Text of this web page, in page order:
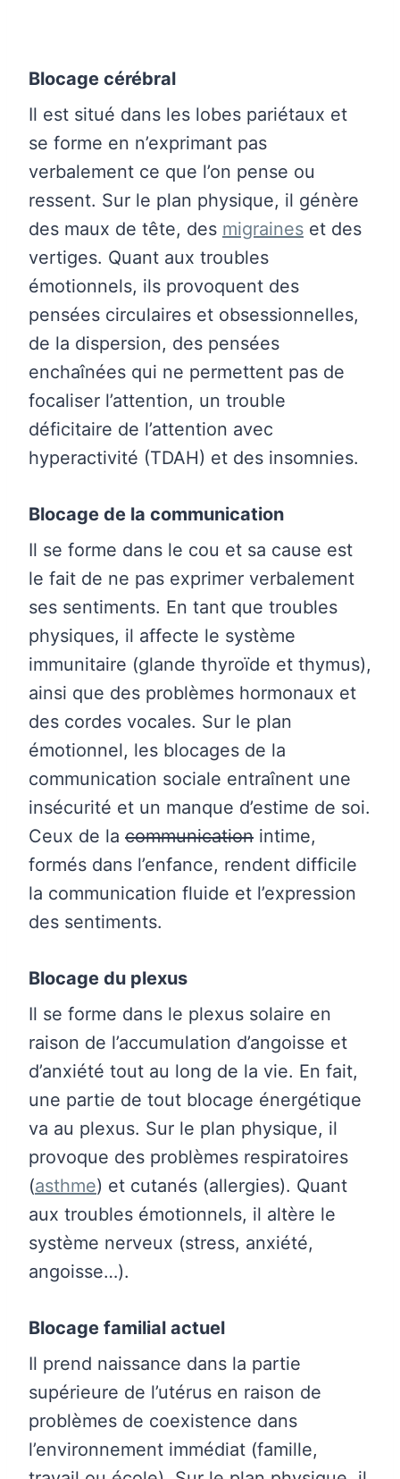
Blocage cérébral
Il est situé dans les lobes pariétaux et
se forme en n’exprimant pas
verbalement ce que l’on pense ou
ressent. Sur le plan physique, il génère
des maux de tête, des migraines et des
vertiges. Quant aux troubles
émotionnels, ils provoquent des
pensées circulaires et obsessionnelles,
de la dispersion, des pensées
enchaînées qui ne permettent pas de
focaliser l’attention, un trouble
déficitaire de l’attention avec
hyperactivité (TDAH) et des insomnies.
Blocage de la communication
Il se forme dans le cou et sa cause est
le fait de ne pas exprimer verbalement
ses sentiments. En tant que troubles
physiques, il affecte le système
immunitaire (glande thyroïde et thymus),
ainsi que des problèmes hormonaux et
des cordes vocales. Sur le plan
émotionnel, les blocages de la
communication sociale entraînent une
insécurité et un manque d’estime de soi.
Ceux de la communication intime,
formés dans l’enfance, rendent difficile
la communication fluide et l’expression
des sentiments.
Blocage du plexus
Il se forme dans le plexus solaire en
raison de l’accumulation d’angoisse et
d’anxiété tout au long de la vie. En fait,
une partie de tout blocage énergétique
va au plexus. Sur le plan physique, il
provoque des problèmes respiratoires
(asthme) et cutanés (allergies). Quant
aux troubles émotionnels, il altère le
système nerveux (stress, anxiété,
angoisse…).
Blocage familial actuel
Il prend naissance dans la partie
supérieure de l’utérus en raison de
problèmes de coexistence dans
l’environnement immédiat (famille,